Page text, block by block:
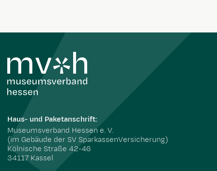
Haus- und Paketanschrift:
Museumsverband Hessen e. V.
(im Gebäude der SV SparkassenVersicherung)
Kölnische Straße 42-46
34117 Kassel